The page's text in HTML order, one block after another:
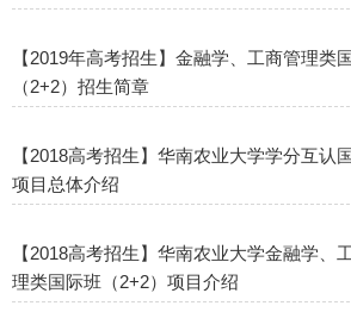
【2019​年高考招生】金融学、工商管理类
（2+2）招生简章
【2018高考招生】华南农业大学学分互认
项目总体介绍
【2018高考招生】华南农业大学金融学、
理类国际班（2+2）项目介绍